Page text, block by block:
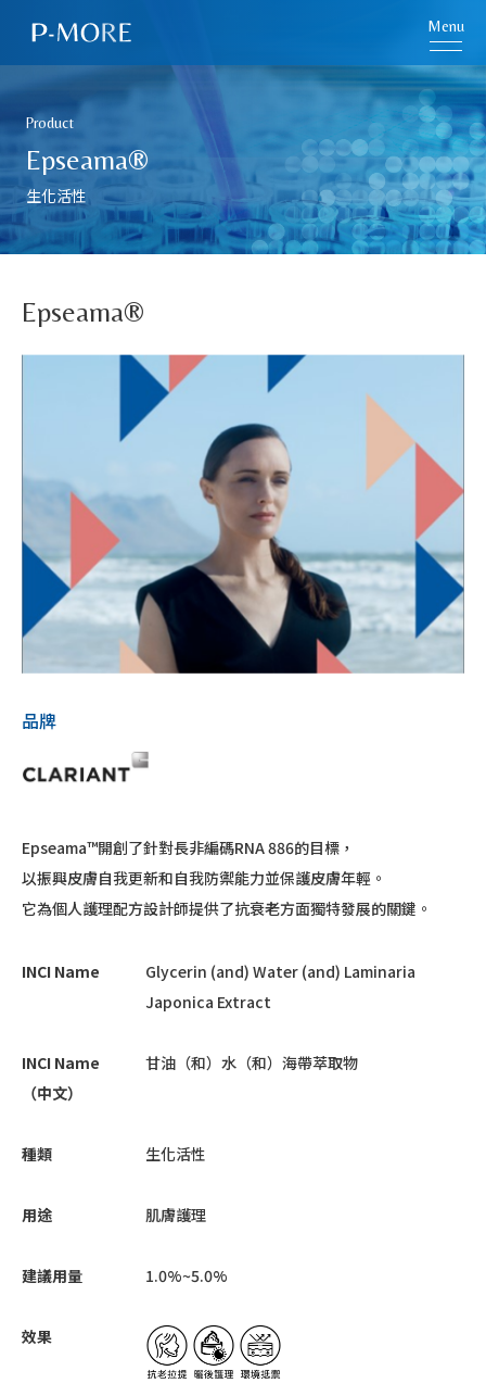
Menu
Product
Epseama®
生化活性
Epseama®
品牌
Epseama™開創了針對長非編碼RNA 886的目標，
以振興皮膚自我更新和自我防禦能力並保護皮膚年輕。
它為個人護理配方設計師提供了抗衰老方面獨特發展的關鍵。
INCI Name
Glycerin (and) Water (and) Laminaria
Japonica Extract
INCI Name
（中文）
甘油（和）水（和）海帶萃取物
種類 生化活性
用途 肌膚護理
建議用量 1.0%~5.0%
效果